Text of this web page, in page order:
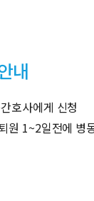
내
호사에게 신청
원 1~2일전에 병